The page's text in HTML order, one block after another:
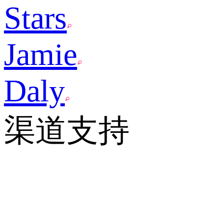
Stars
Jamie
Daly
渠道支持